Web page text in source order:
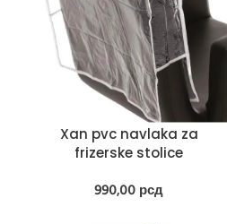
Xan pvc navlaka za
frizerske stolice
990,00 рсд